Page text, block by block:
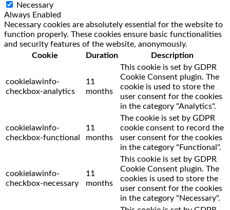
Necessary
Always Enabled
Necessary cookies are absolutely essential for the website to
function properly. These cookies ensure basic functionalities
and security features of the website, anonymously.
Cookie
Duration Description
cookielawinfo-
checkbox-analytics
11
months
This cookie is set by GDPR
Cookie Consent plugin. The
cookie is used to store the
user consent for the cookies
in the category "Analytics".
cookielawinfo-
checkbox-functional
11
months
The cookie is set by GDPR
cookie consent to record the
user consent for the cookies
in the category "Functional".
cookielawinfo-
checkbox-necessary
11
months
This cookie is set by GDPR
Cookie Consent plugin. The
cookies is used to store the
user consent for the cookies
in the category "Necessary".